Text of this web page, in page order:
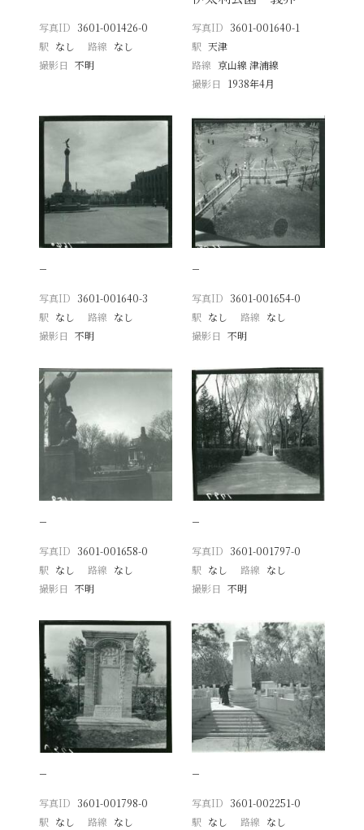
写真ID 3601-001426-0
駅 なし 路線 なし
撮影日
不明
写真ID 3601-001640-1
駅 天津
路線 京山線 津浦線
撮影日
1938年4月
−
写真ID 3601-001640-3
駅 なし 路線 なし
撮影日
不明
−
写真ID 3601-001654-0
駅 なし 路線 なし
撮影日 不明
−
写真ID 3601-001658-0
駅 なし 路線 なし
撮影日
不明
−
写真ID 3601-001797-0
駅 なし 路線 なし
撮影日 不明
−
写真ID 3601-001798-0
駅 なし 路線 なし
−
写真ID 3601-002251-0
駅 なし 路線 なし